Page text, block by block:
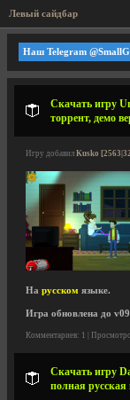
Левый сайдбар
Наш Telegram
Скачать игру
торрент, демо
Игру добавил Kusko
На русском языке.
Игра обновлена до
Комментариев: 1 |
Скачать игру
полная русская